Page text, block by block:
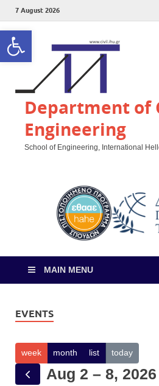
Open toolbar
7 August 2026
Department of
Engineering
School of Engineering, International
MAIN MENU
EVENTS
week month list today
Aug 2 – 8, 2026